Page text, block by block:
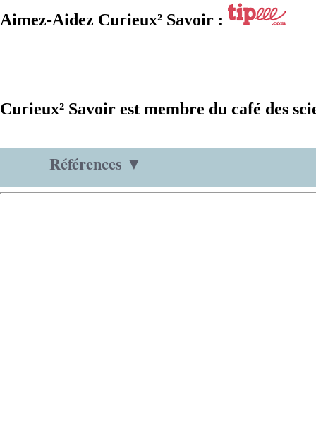
Aimez-Aidez Curieux² Savoir :
Curieux² Savoir est membre du café des
Références ▼